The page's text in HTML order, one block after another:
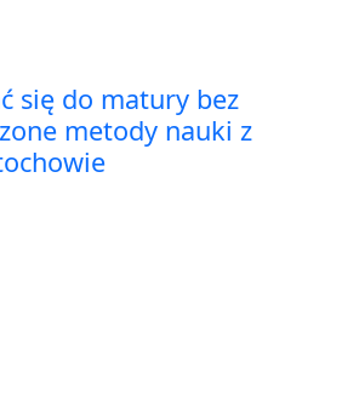
się do matury bez
metody nauki z